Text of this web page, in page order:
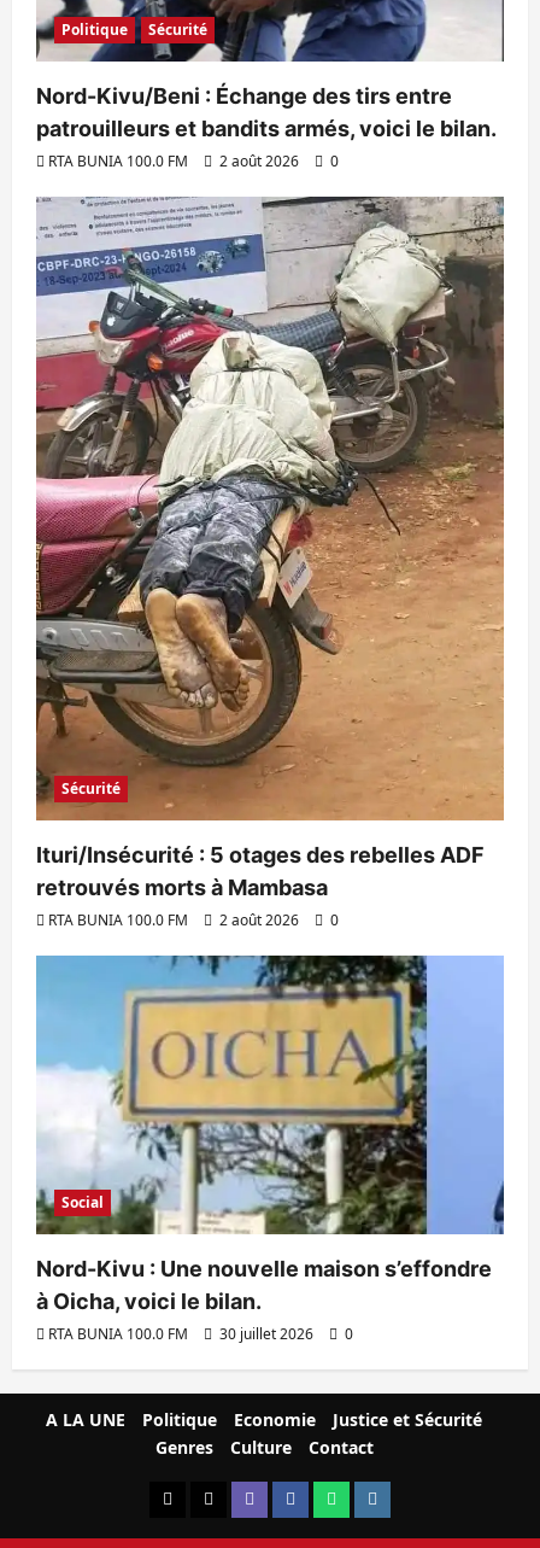
Politique Sécurité
Nord-Kivu/Beni : Échange des tirs entre
patrouilleurs et bandits armés, voici le bilan.
RTA BUNIA 100.0 FM 2 août 2026 0
Sécurité
Ituri/Insécurité : 5 otages des rebelles ADF
retrouvés morts à Mambasa
RTA BUNIA 100.0 FM 2 août 2026 0
Social
Nord-Kivu : Une nouvelle maison s’effondre
à Oicha, voici le bilan.
RTA BUNIA 100.0 FM 30 juillet 2026 0
A LA UNE Politique Economie
Justice et Sécurité
Genres
Culture Contact
X TikTokViber FacebookWhatsAppInstagram